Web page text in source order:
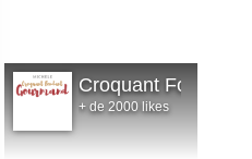
Croquant Fondant
+ de 2000 likes